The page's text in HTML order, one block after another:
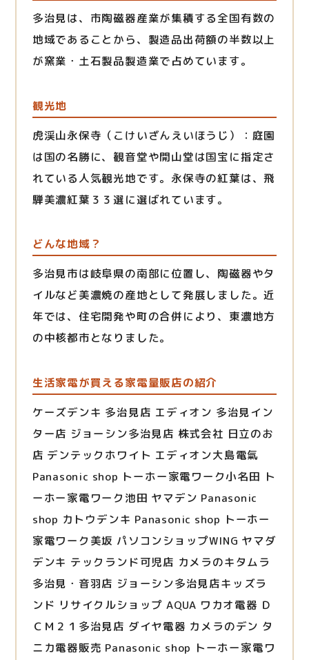
多治見は、市陶磁器産業が集積する全国有数の
地域であることから、製造品出荷額の半数以上
が窯業・土石製品製造業で占めています。
観光地
虎渓山永保寺（こけいざんえいほうじ）：庭園
は国の名勝に、観音堂や開山堂は国宝に指定さ
れている人気観光地です。永保寺の紅葉は、飛
騨美濃紅葉３３選に選ばれています。
どんな地域？
多治見市は岐阜県の南部に位置し、陶磁器やタ
イルなど美濃焼の産地として発展しました。近
年では、住宅開発や町の合併により、東濃地方
の中核都市となりました。
生活家電が買える家電量販店の紹介
ケーズデンキ 多治見店 エディオン 多治見イン
ター店 ジョーシン多治見店 株式会社 日立のお
店 デンテックホワイト エディオン大島電氣
Panasonic shop トーホー家電ワーク小名田 ト
ーホー家電ワーク池田 ヤマデン Panasonic
shop カトウデンキ Panasonic shop トーホー
家電ワーク美坂 パソコンショップWING ヤマダ
デンキ テックランド可児店 カメラのキタムラ
多治見・音羽店 ジョーシン多治見店キッズラ
ンド リサイクルショップ AQUA ワカオ電器 Ｄ
ＣＭ２１多治見店 ダイヤ電器 カメラのデン タ
ニカ電器販売 Panasonic shop トーホー家電ワ